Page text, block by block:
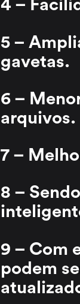
4 –
5 –
gavetas.
6 –
arquivos.
7 –
8 –
9 – Com
podem